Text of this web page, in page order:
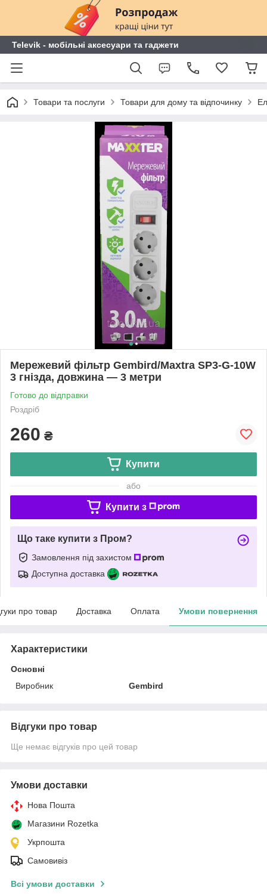
Televik - мобільні аксесуари та гаджети
Товари та послуги Товари для дому та відпочинку
Мережевий фільтр Gembird/Maxtra SP3-G-10W
3 гнізда, довжина — 3 метри
Готово до відправки
Роздріб
260 ₴
Купити
або
Купити з
Що таке купити з Пром?
Замовлення під захистом
Доступна доставка
про товар Доставка Оплата Умови повернення
Характеристики
Основні
Виробник
Gembird
Відгуки про товар
Ще немає відгуків про цей товар
Умови доставки
Нова Пошта
Магазини Rozetka
Укрпошта
Самовивіз
Всі умови доставки